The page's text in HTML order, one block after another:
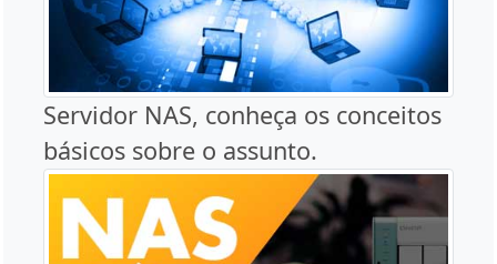
Servidor NAS, conheça os conceitos
básicos sobre o assunto.